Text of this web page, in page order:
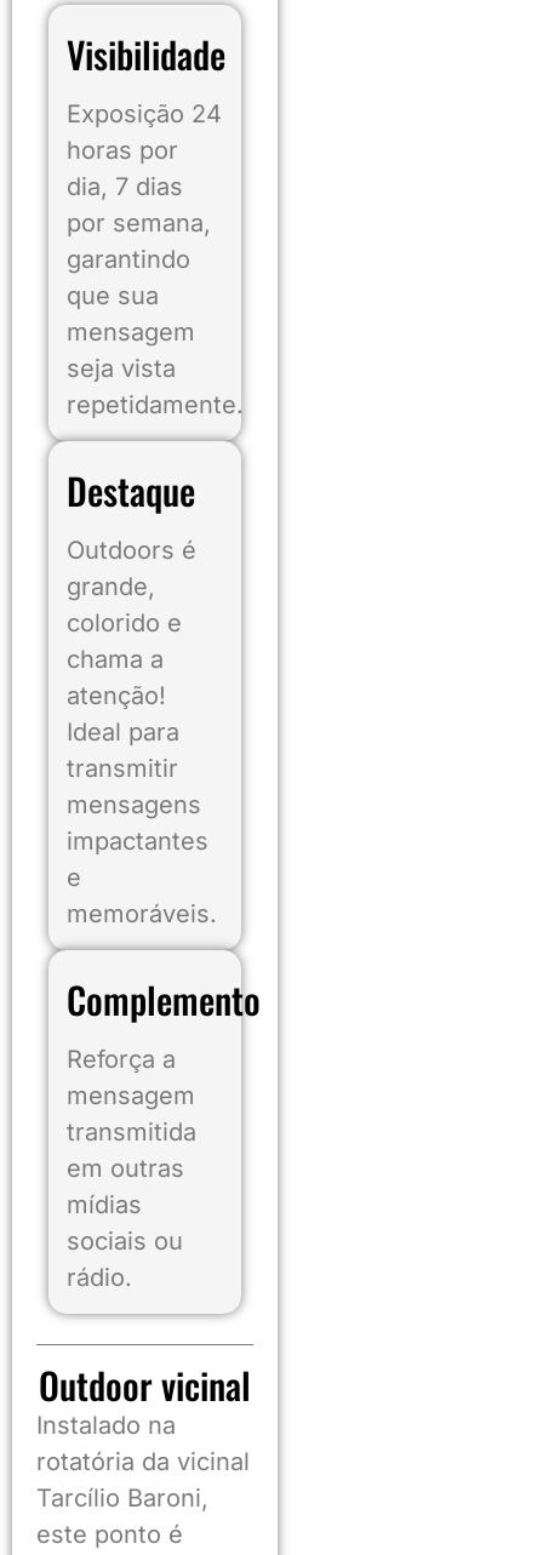
Visibilidade
Exposição 24
horas por
dia, 7 dias
por semana,
garantindo
que sua
mensagem
seja vista
repetidamente.
Destaque
Outdoors é
grande,
colorido e
chama a
atenção!
Ideal para
transmitir
mensagens
impactantes
e
memoráveis.
Complemento
Reforça a
mensagem
transmitida
em outras
mídias
sociais ou
rádio.
Outdoorvicinal
Instalado na
rotatória da vicinal
Tarcílio Baroni,
este ponto é